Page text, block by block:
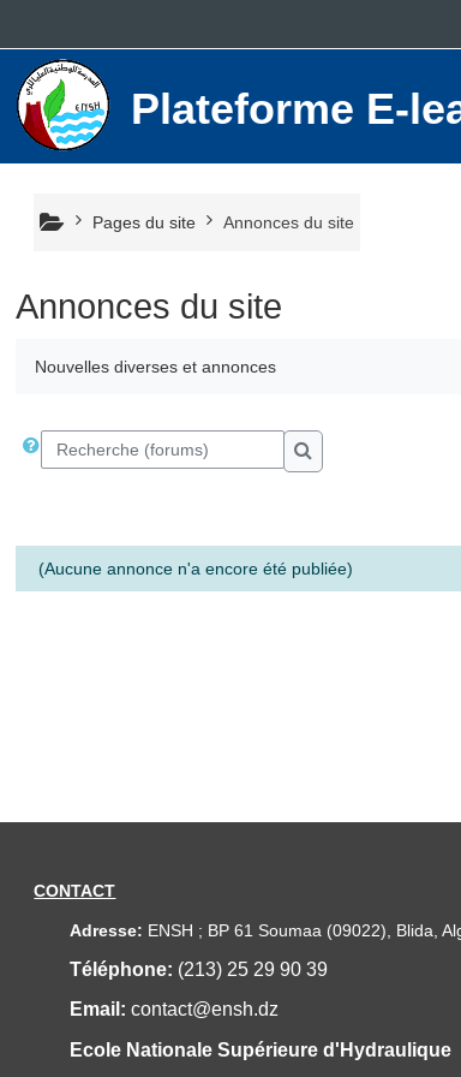
Plateforme E-
Pages du site Annonces du site
Annonces du site
Nouvelles diverses et annonces
Recherche (forums)
Recherche (forums)
(Aucune annonce n'a encore été publiée)
CONTACT
Adresse: ENSH ; BP 61 Soumaa (09022), Blida,
Téléphone: (213) 25 29 90 39
Email:contact@ensh.dz
Ecole Nationale Supérieure d'Hydraulique